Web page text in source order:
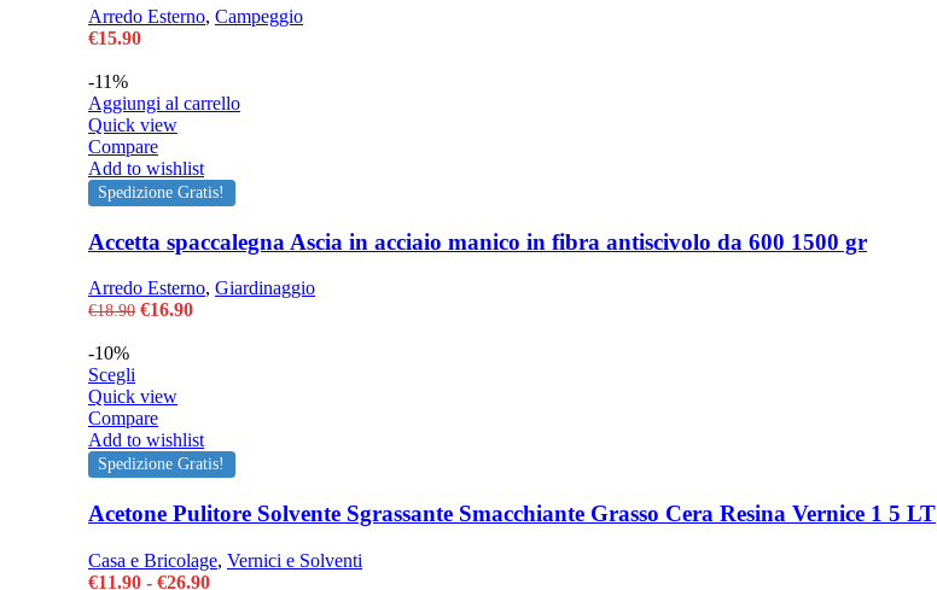
Arredo Esterno, Campeggio
€15.90
-11%
Aggiungi al carrello
Quick view
Compare
Add to wishlist
Spedizione Gratis!
Accetta spaccalegna Ascia in acciaio manico in fibra antiscivolo da 600 1500 gr
Arredo Esterno, Giardinaggio
€18.90 Il
€18.90.
€16.90Il
-10%
Scegli
prodotto
ha
più
varianti.
Le
opzioni
possono
scelte
Quick view
Compare
Add to wishlist
Spedizione Gratis!
Acetone Pulitore Solvente Sgrassante Smacchiante Grasso Cera Resina Vernice 1 5 LT
Casa e Bricolage, Vernici e Solventi
€11.90 - €26.90Fascia